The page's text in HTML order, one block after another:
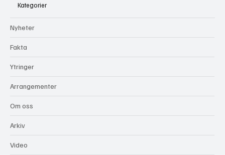
Kategorier
Nyheter
Fakta
Ytringer
Arrangementer
Om oss
Arkiv
Video